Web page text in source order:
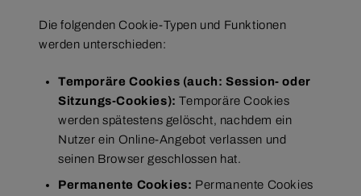
Die folgenden Cookie-Typen und Funktionen
werden unterschieden:
Temporäre Cookies (auch: Session- oder
Sitzungs-Cookies): Temporäre Cookies
werden spätestens gelöscht, nachdem ein
Nutzer ein Online-Angebot verlassen und
seinen Browser geschlossen hat.
Permanente Cookies: Permanente Cookies